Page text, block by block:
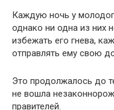
Каждую ночь у
однако ни одна из них
избежать его гнева,
отправлять ему свою
Это продолжалось до
не вошла
правителей.